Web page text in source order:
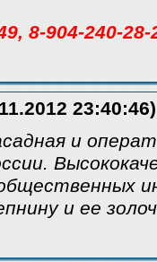
8-904-240-28-
23:40:46)
и
и ее